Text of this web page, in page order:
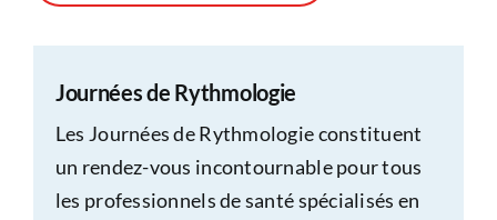
Journées de Rythmologie
Les Journées de Rythmologie constituent
un rendez-vous incontournable pour tous
les professionnels de santé spécialisés en